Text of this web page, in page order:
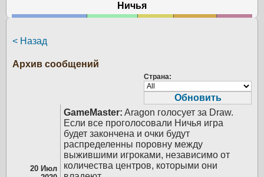
Ничья
< Назад
Архив сообщений
Страна:
20 Июл
GameMaster: Aragon голосует за Draw.
Если все проголосовали Ничья игра
будет закончена и очки будут
распределенны поровну между
выжившими игроками, независимо от
количества центров, которыми они